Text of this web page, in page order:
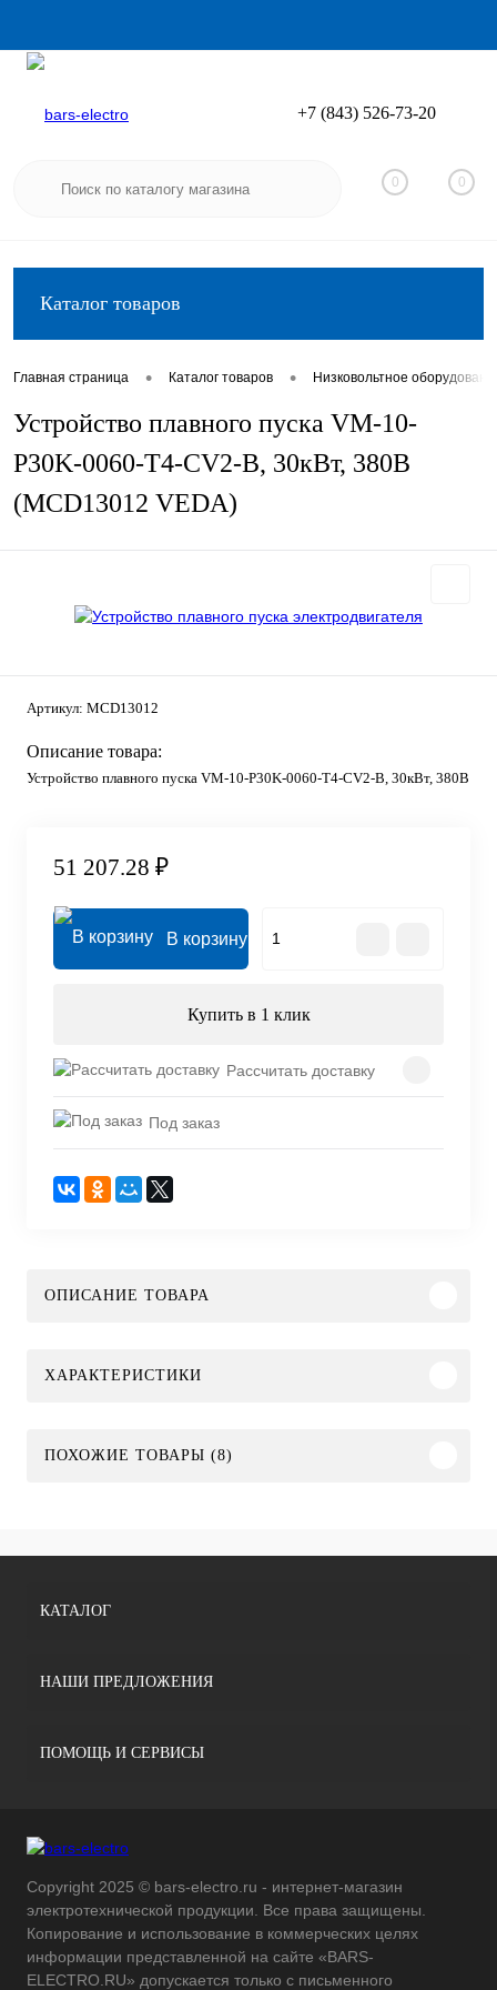
Вход
+7 (843) 526-73-20
0 0
Каталог товаров
Главная страница • Каталог товаров • Низковольтное
Устройство плавного пуска VM-10-
P30K-0060-T4-CV2-B, 30кВт, 380В
(MCD13012 VEDA)
Артикул: MCD13012
Описание товара:
Устройство плавного пуска VM-10-P30K-0060-T4-CV2-B, 30кВт, 380В
51 207.28 ₽
В корзину
Купить в 1 клик
Рассчитать доставку
Под заказ
ОПИСАНИЕ ТОВАРА
ХАРАКТЕРИСТИКИ
ПОХОЖИЕ ТОВАРЫ (8)
КАТАЛОГ
НАШИ ПРЕДЛОЖЕНИЯ
ПОМОЩЬ И СЕРВИСЫ
Copyright 2025 © bars-electro.ru - интернет-магазин
электротехнической продукции. Все права защищены.
Копирование и использование в коммерческих целях
информации представленной на сайте «BARS-
ELECTRO.RU» допускается только с письменного